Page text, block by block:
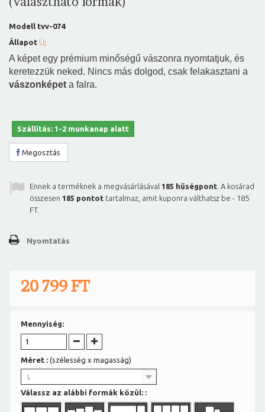
Modell tvv-074
Állapot Új
A képet egy prémium minőségű vászonra nyomtatjuk, és
keretezzük neked. Nincs más dolgod, csak felakasztani a
vászonképet a falra.
Szállítás: 1-2 munkanap alatt
Megosztás
Ennek a terméknek a megvásárlásával 185 hűségpont . A kosárad
összesen 185 pontot tartalmaz, amit kuponra válthatsz be - 185
FT.
Nyomtatás
20 799 FT
Mennyiség:
Méret : (szélesség x magasság)
L
Válassz az alábbi formák közül: :